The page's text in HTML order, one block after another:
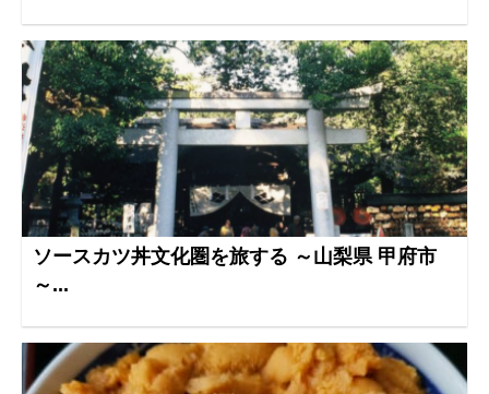
ソースカツ丼文化圏を旅する ～山梨県 甲府市
～...